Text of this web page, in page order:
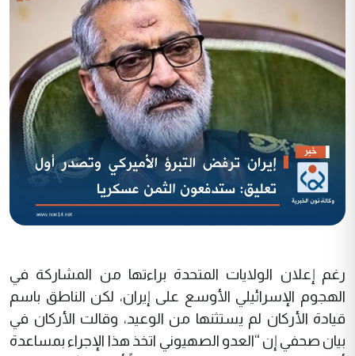
رغم إعلان الولايات المتحدة براءتها من المشاركة في
الهجوم الإسرائيلي الأوسع على إيران، لكن الناطق باسم
قيادة الأركان لم يستثنها من الوعيد، وقالت الأركان في
بيان صحفي إن “العدو الصهيوني اتخذ هذا الإجراء بمساعدة